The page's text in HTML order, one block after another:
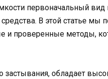
первоначальный
В этой статье мы
и проверенные методы,
обладает